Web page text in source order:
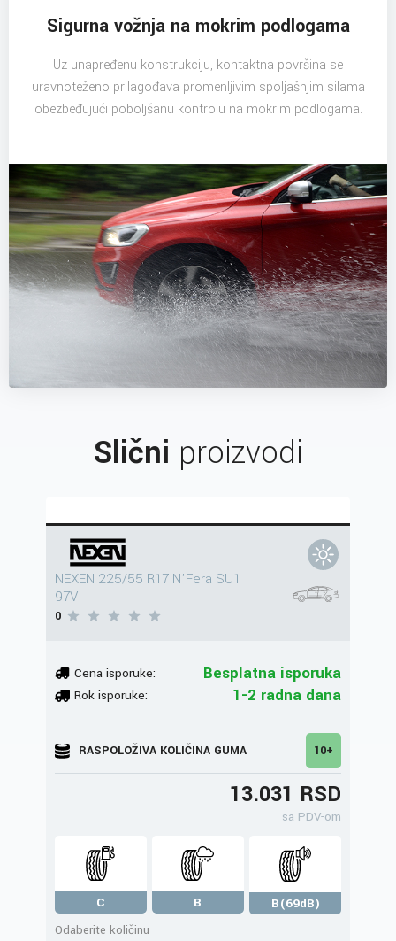
Sigurna vožnja na mokrim podlogama
Uz unapređenu konstrukciju, kontaktna površina se
uravnoteženo prilagođava promenljivim spoljašnjim silama
obezbeđujući poboljšanu kontrolu na mokrim podlogama.
Slični proizvodi
NEXEN 225/55 R17 N'Fera SU1
97V
0
Cena isporuke: Besplatna isporuka
Rok isporuke: 1-2 radna dana
RASPOLOŽIVA KOLIČINA GUMA 10+
13.031 RSD
sa PDV-om
C B
B(69dB)
Odaberite količinu